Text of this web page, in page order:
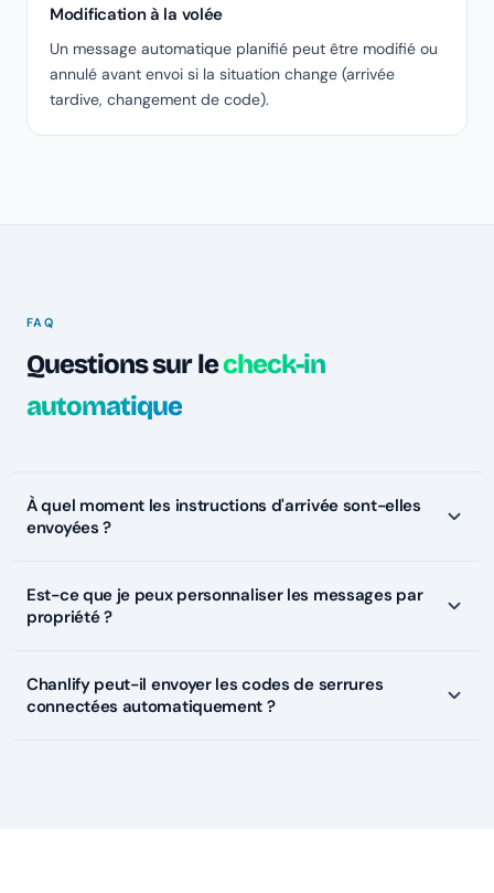
Modification à la volée
Un message automatique planifié peut être modifié ou
annulé avant envoi si la situation change (arrivée
tardive, changement de code).
FAQ
Questions sur lecheck-in
automatique
À quel moment les instructions d'arrivée sont-elles
envoyées ?
Est-ce que je peux personnaliser les messages par
propriété ?
Chanlify peut-il envoyer les codes de serrures
connectées automatiquement ?